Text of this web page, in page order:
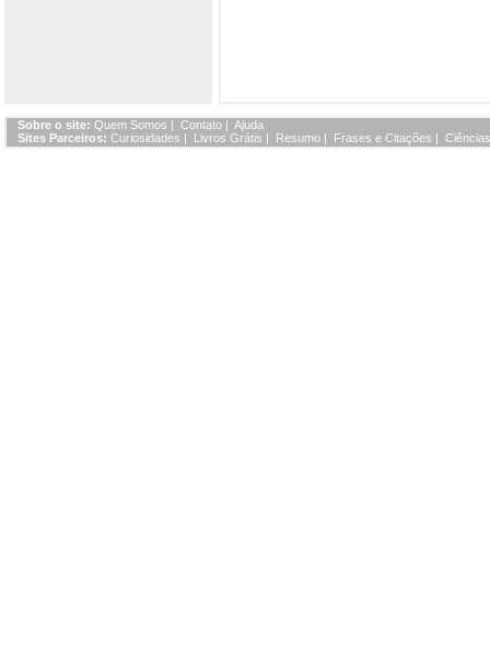
Sobre o site: Quem Somos | Contato | Ajuda
Sites Parceiros: Curiosidades | Livros Grátis | Resumo | Frases e Citações |